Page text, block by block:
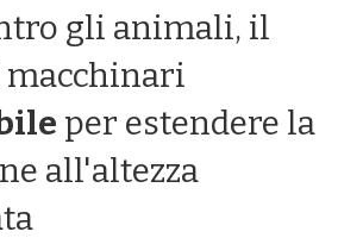
gli animali, il
macchinari
per estendere la
all'altezza